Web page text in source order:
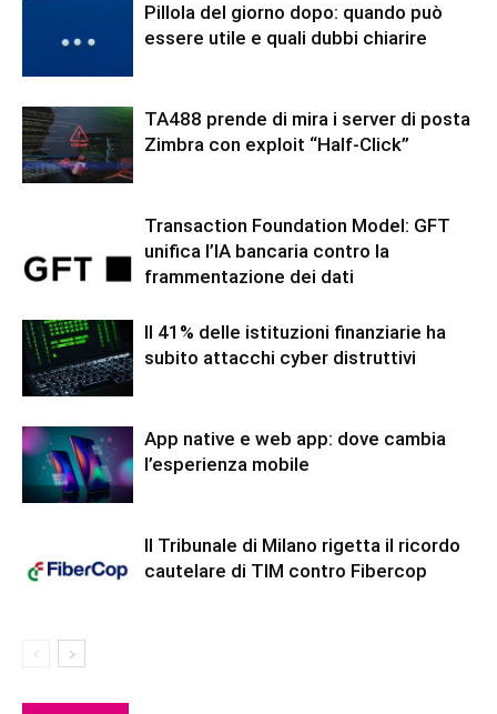
Pillola del giorno dopo: quando può
essere utile e quali dubbi chiarire
TA488 prende di mira i server di posta
Zimbra con exploit “Half-Click”
Transaction Foundation Model: GFT
unifica l’IA bancaria contro la
frammentazione dei dati
Il 41% delle istituzioni finanziarie ha
subito attacchi cyber distruttivi
App native e web app: dove cambia
l’esperienza mobile
Il Tribunale di Milano rigetta il ricordo
cautelare di TIM contro Fibercop